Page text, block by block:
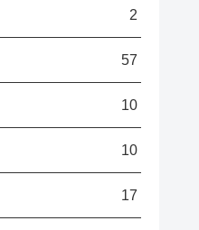
2
57
10
10
17